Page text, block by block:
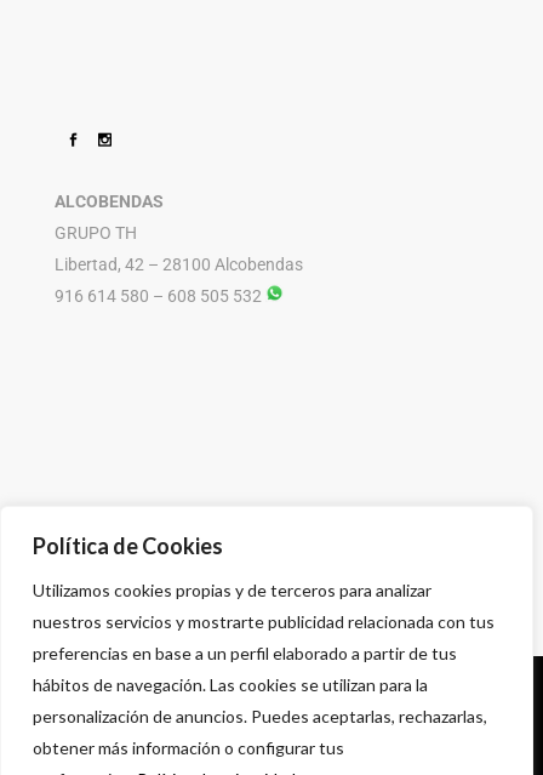
Política de Cookies
Utilizamos cookies propias y de terceros para analizar
nuestros servicios y mostrarte publicidad relacionada con tus
preferencias en base a un perfil elaborado a partir de tus
hábitos de navegación. Las cookies se utilizan para la
personalización de anuncios. Puedes aceptarlas, rechazarlas,
obtener más información o configurar tus
ALCOBENDAS
GRUPO TH
Libertad, 42 – 28100 Alcobendas
916 614 580 – 608 505 532
Política de privacidad